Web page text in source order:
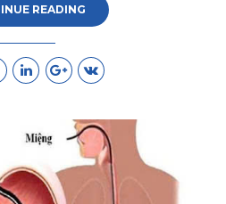
READING